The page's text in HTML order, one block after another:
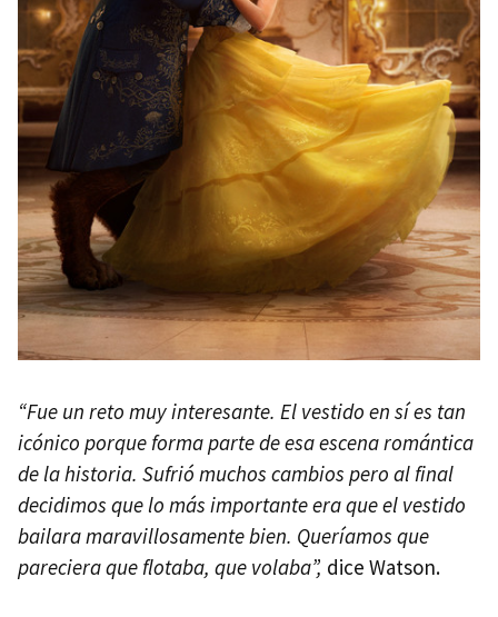
“Fue un reto muy interesante. El vestido en sí es tan
icónico porque forma parte de esa escena romántica
de la historia. Sufrió muchos cambios pero al final
decidimos que lo más importante era que el vestido
bailara maravillosamente bien. Queríamos que
pareciera que flotaba, que volaba”, dice Watson.